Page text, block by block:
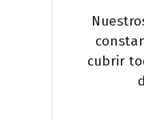
cubrir